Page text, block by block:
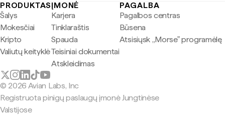
PRODUKTAS
Šalys
Mokesčiai
Kripto
Valiutų keityklė
ĮMONĖ
Karjera
Tinklaraštis
Spauda
Teisiniai dokumentai
Atskleidimas
PAGALBA
Pagalbos centras
Būsena
Atsisiųsk „Morse" programėlę
© 2026 Avian Labs, Inc
Registruota pinigų paslaugų įmonė Jungtinėse
Valstijose